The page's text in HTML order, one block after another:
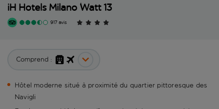
iH Hotels Milano Watt 13
917 avis
Comprend :
Hôtel moderne situé à proximité du quartier pittoresque des
Navigli